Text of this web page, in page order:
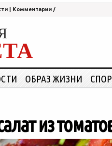
Комментарии /
ОБРАЗ ЖИЗНИ
из